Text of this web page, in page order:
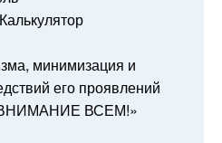
Калькулятор
минимизация и
его проявлений
ВСЕМ!»